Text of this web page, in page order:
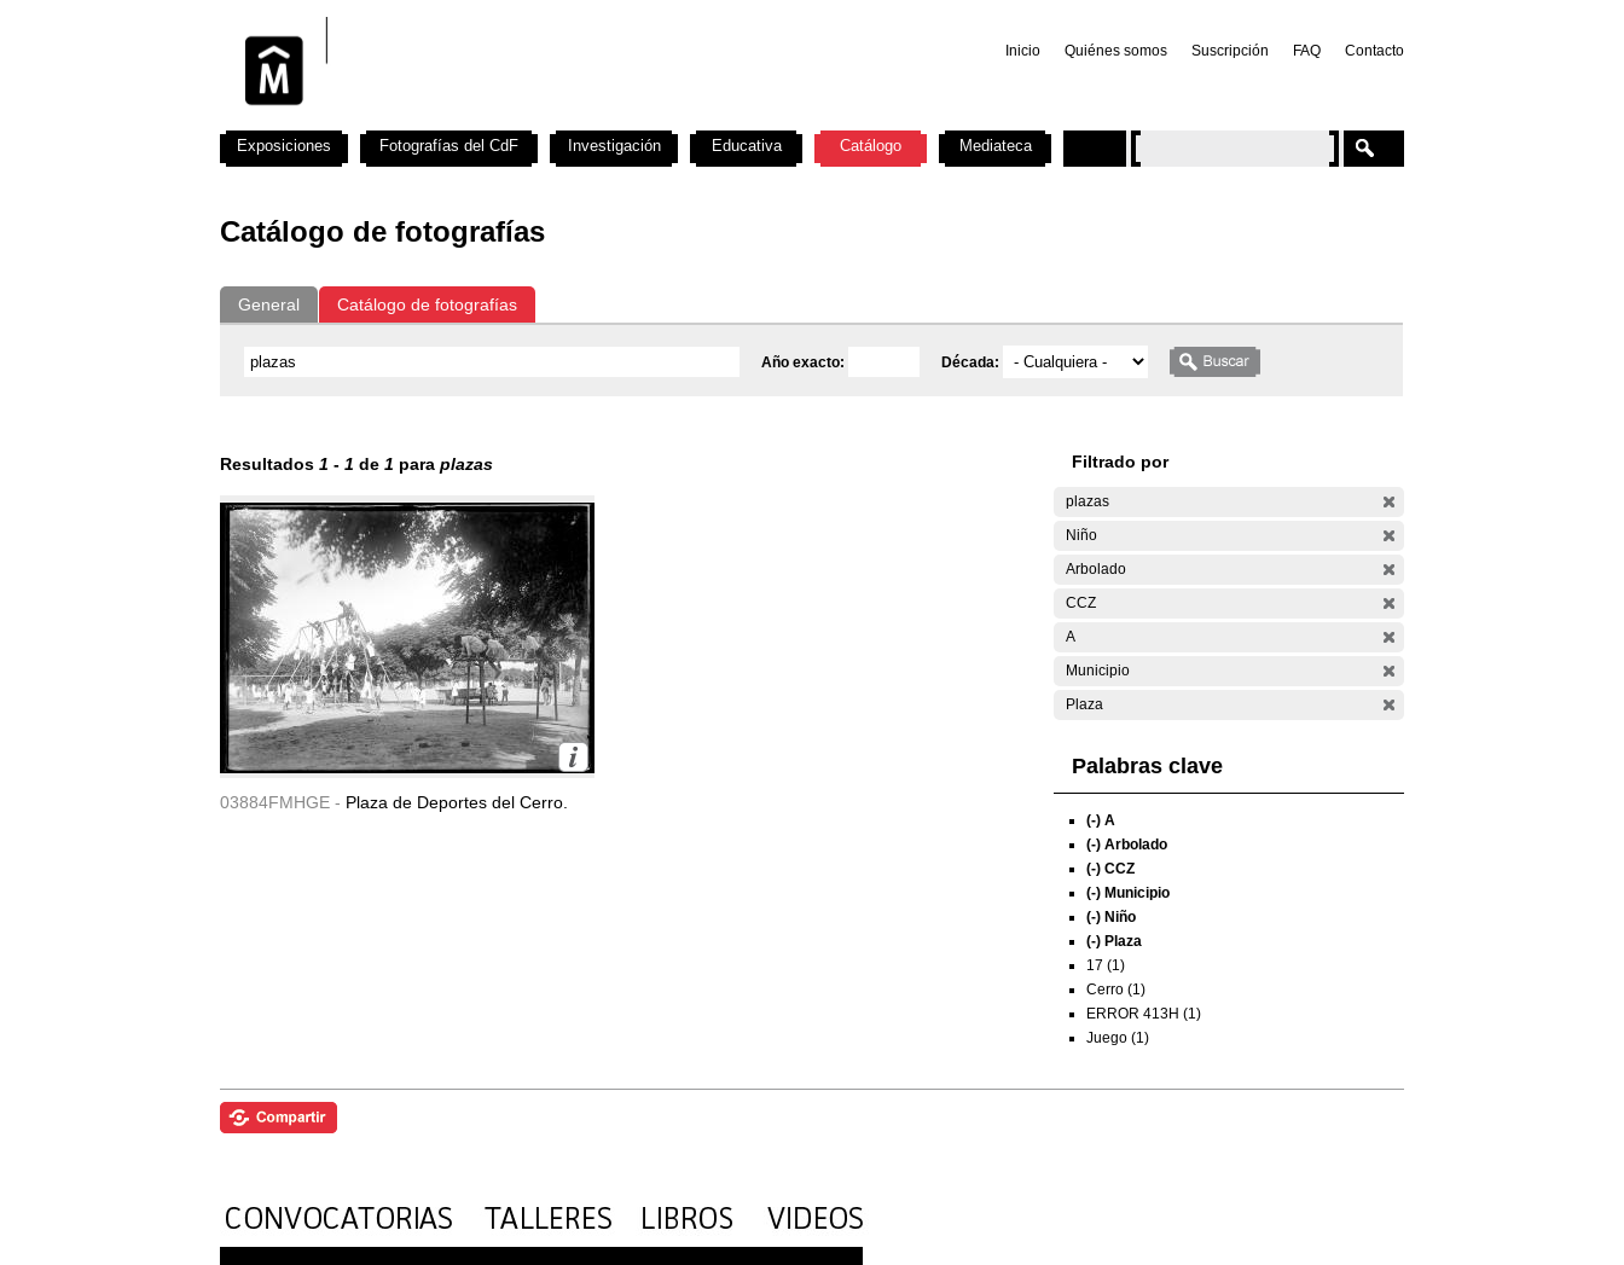
Inicio Quiénes somos Suscripción FAQ Contacto
Catálogo de fotografías
General Catálogo de fotografías
Año exacto: Década:
Resultados 1 - 1 de 1 para plazas
03884FMHGE - Plaza de Deportes del Cerro.
Filtrado por
plazas
Niño
Arbolado
CCZ
A
Municipio
Plaza
Palabras clave
(-) A
(-) Arbolado
(-) CCZ
(-) Municipio
(-) Niño
(-) Plaza
17 (1)
Cerro (1)
ERROR 413H (1)
Juego (1)
Exposiciones Fotografías del CdF Investigación Educativa Catálogo Mediateca